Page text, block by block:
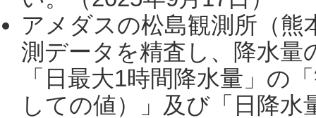
アメダスの松島観測所（熊
測データを精査し、降水
「日最大1時間降水量」の
しての値）」及び「日降